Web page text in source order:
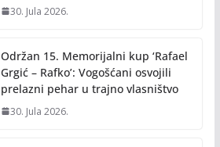
30. Jula 2026.
Održan 15. Memorijalni kup ‘Rafael
Grgić – Rafko’: Vogošćani osvojili
prelazni pehar u trajno vlasništvo
30. Jula 2026.